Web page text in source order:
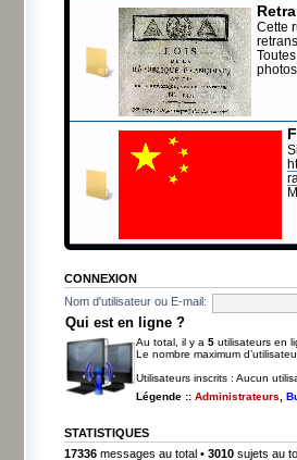
Cette
CONNEXION
Nom d'utilisateur ou E-mail:
Qui est en ligne ?
Au total, il y a 5 utilisateurs en
Le nombre maximum
Utilisateurs inscrits : Aucun
Légende :: Administrateurs
STATISTIQUES
17336 messages au total • 3010 sujets au